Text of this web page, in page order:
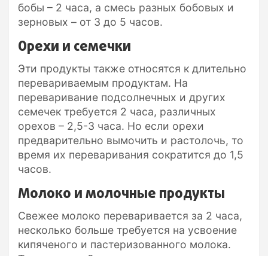
бобы – 2 часа, а смесь разных бобовых и
зерновых – от 3 до 5 часов.
Орехи и семечки
Эти продукты также относятся к длительно
перевариваемым продуктам. На
переваривание подсолнечных и других
семечек требуется 2 часа, различных
орехов – 2,5-3 часа. Но если орехи
предварительно вымочить и растолочь, то
время их переваривания сократится до 1,5
часов.
Молоко и молочные продукты
Свежее молоко переваривается за 2 часа,
несколько больше требуется на усвоение
кипяченого и пастеризованного молока.